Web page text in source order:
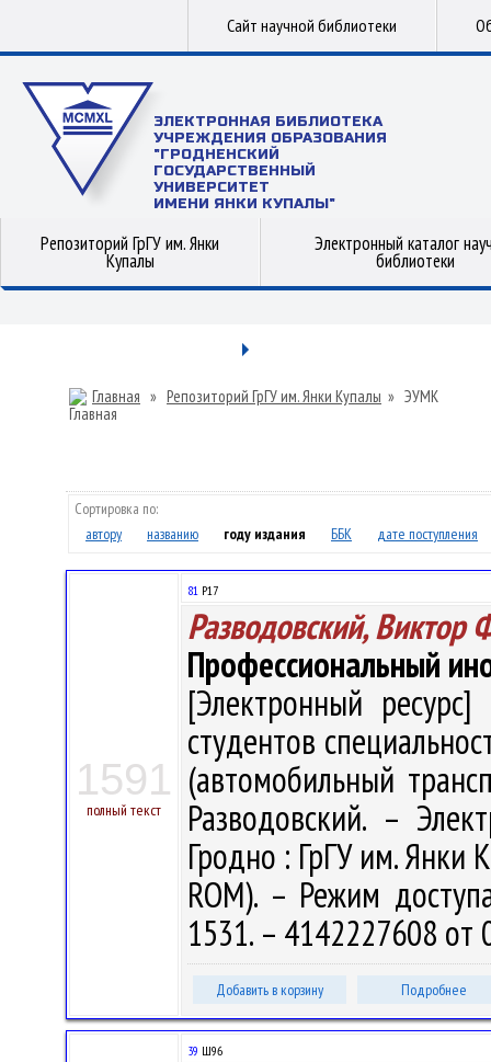
Сайт научной библиотеки
ЭЛЕКТРОННАЯ БИБЛИОТЕКА
УЧРЕЖДЕНИЯ ОБРАЗОВАНИЯ
"ГРОДНЕНСКИЙ
ГОСУДАРСТВЕННЫЙ
УНИВЕРСИТЕТ
ИМЕНИ ЯНКИ КУПАЛЫ"
Репозиторий ГрГУ им. Янки
Купалы
Электронный каталог
библиотеки
Главная » Репозиторий ГрГУ им. Янки Купалы » ЭУМК
Сортировка по:
автору
названию году издания ББК дате поступления
1591
полный текст
81 Р17
Разводовский, Виктор
Профессиональный
[Электронный
студентов
(автомобильный
Разводовский. –
Гродно : ГрГУ им. Янки
ROM). – Режим
1531. – 4142227608 от
Добавить в корзину Подробнее
39 Ш96